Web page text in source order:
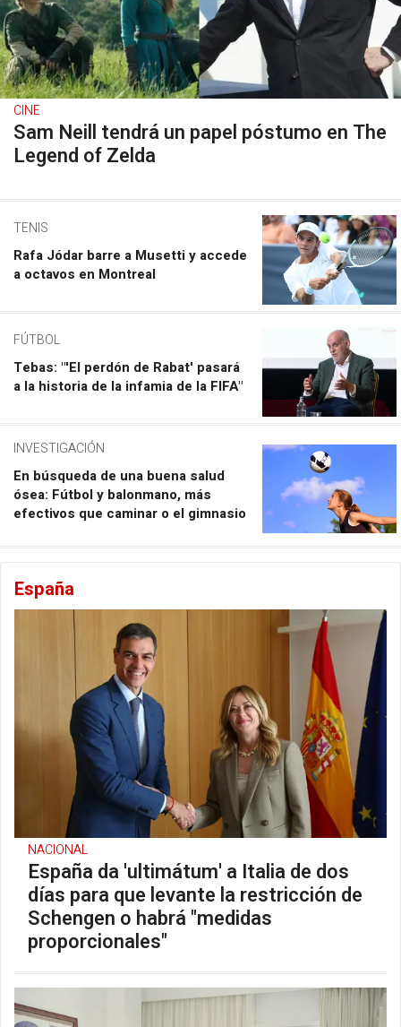
CINE
Sam Neill tendrá un papel póstumo en The
Legend of Zelda
TENIS
Rafa Jódar barre a Musetti y accede
a octavos en Montreal
FÚTBOL
Tebas: "'El perdón de Rabat' pasará
a la historia de la infamia de la FIFA"
INVESTIGACIÓN
En búsqueda de una buena salud
ósea: Fútbol y balonmano, más
efectivos que caminar o el gimnasio
España
NACIONAL
España da 'ultimátum' a Italia de dos
días para que levante la restricción de
Schengen o habrá "medidas
proporcionales"